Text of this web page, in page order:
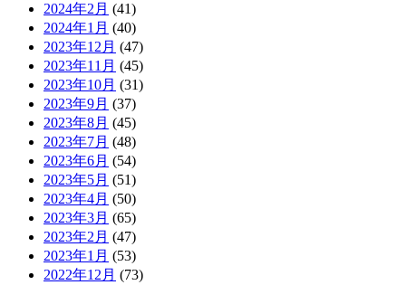
2024年2月 (41)
2024年1月 (40)
2023年12月 (47)
2023年11月 (45)
2023年10月 (31)
2023年9月 (37)
2023年8月 (45)
2023年7月 (48)
2023年6月 (54)
2023年5月 (51)
2023年4月 (50)
2023年3月 (65)
2023年2月 (47)
2023年1月 (53)
2022年12月 (73)